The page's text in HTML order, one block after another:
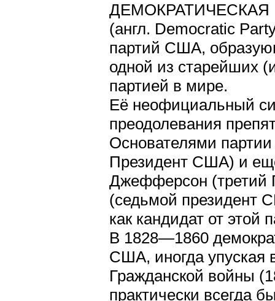
(англ. Democratic
партий США,
одной из старейших
партией в мире.
Её неофициальный
преодолевания
Основателями
Президент США) и
Джефферсон
(седьмой президент
как кандидат от этой
В 1828—1860
США, иногда упуская
Гражданской войны
практически всегда